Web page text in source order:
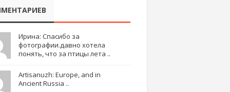
Ирина: Спасибо за
фотографии.давно хотела
понять, что за птицы лета ..
Artisanuzh: Europe, and in
Ancient Russia ..